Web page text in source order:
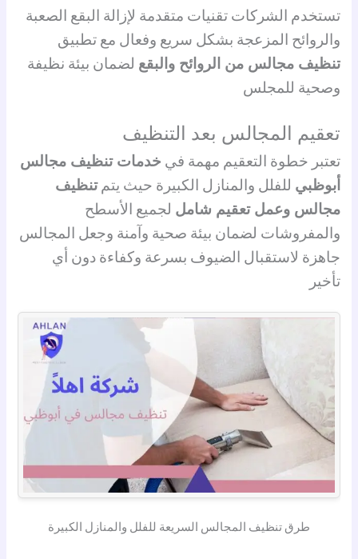
تستخدم الشركات تقنيات متقدمة لإزالة البقع الصعبة
والروائح المزعجة بشكل سريع وفعال مع تطبيق
تنظيف مجالس من الروائح والبقع لضمان بيئة نظيفة
وصحية للمجلس
تعقيم المجالس بعد التنظيف
تعتبر خطوة التعقيم مهمة في خدمات تنظيف مجالس
أبوظبي للفلل والمنازل الكبيرة حيث يتمتنظيف
مجالس وعمل تعقيم شامل لجميع الأسطح
والمفروشات لضمان بيئة صحية وآمنة وجعل المجالس
جاهزة لاستقبال الضيوف بسرعة وكفاءة دون أي
تأخير
طرق تنظيف المجالس السريعة للفلل والمنازل الكبيرة